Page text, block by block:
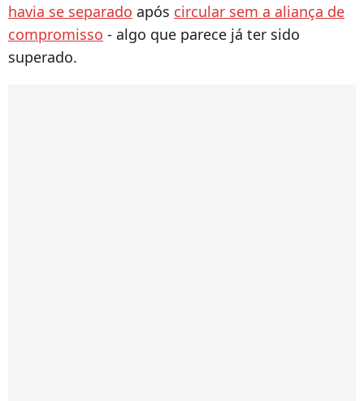
havia se separado após circular sem a aliança de
compromisso - algo que parece já ter sido
superado.